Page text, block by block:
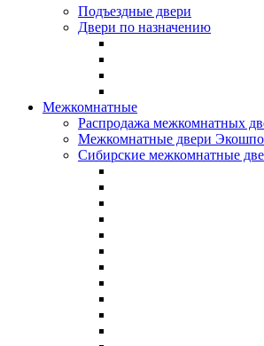
Подъездные двери
Двери по назначению
Межкомнатные
Распродажа межкомнатных
Межкомнатные двери
Сибирские межкомнатные